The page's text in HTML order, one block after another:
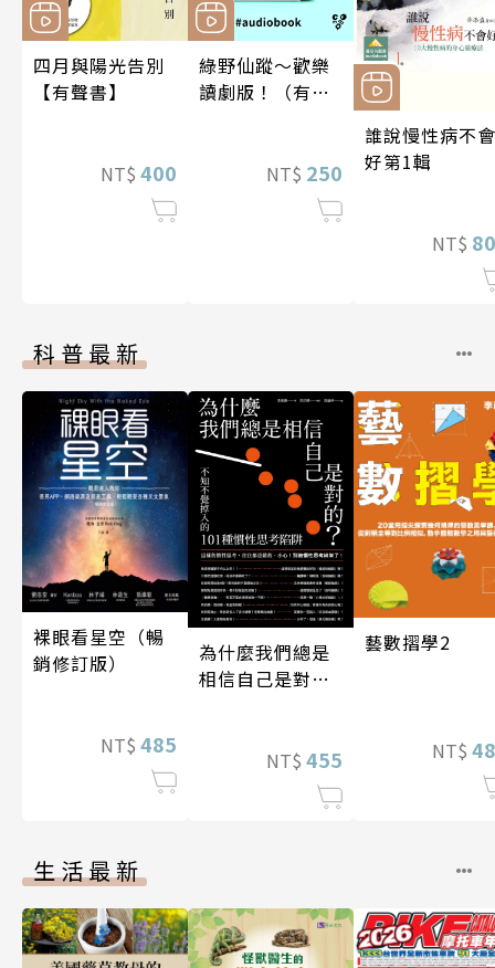
四月與陽光告別
【有聲書】
NT$ 400
綠野仙蹤～歡樂
讀劇版！（有聲
NT$ 250
誰說慢性病不會
好第1輯
NT$
科普最新
裸眼看星空（暢
銷修訂版）
NT$ 485
為什麼我們總是
相信自己是對
NT$ 455
藝數摺學2
NT$
生活最新